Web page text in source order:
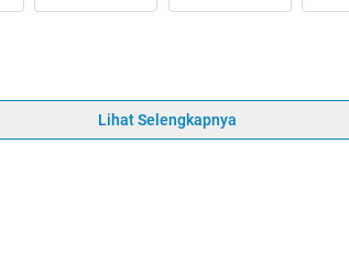
Lihat Selengkapnya